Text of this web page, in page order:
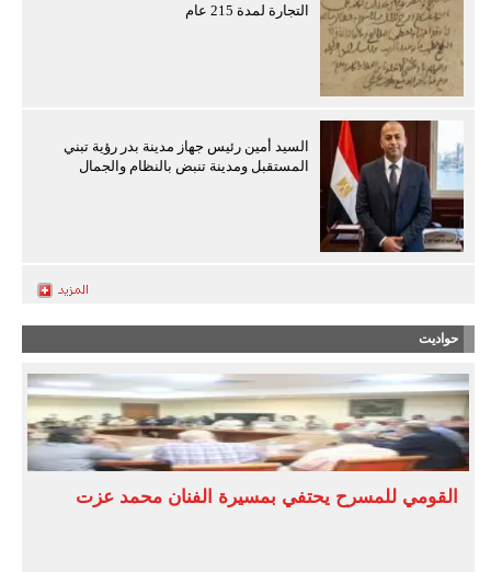
التجارة لمدة 215 عام
السيد أمين رئيس جهاز مدينة بدر رؤية تبني
المستقبل ومدينة تنبض بالنظام والجمال
حواديت
القومي للمسرح يحتفي بمسيرة الفنان محمد عزت